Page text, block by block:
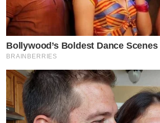
Bollywood’s Boldest Dance
BRAINBERRIES